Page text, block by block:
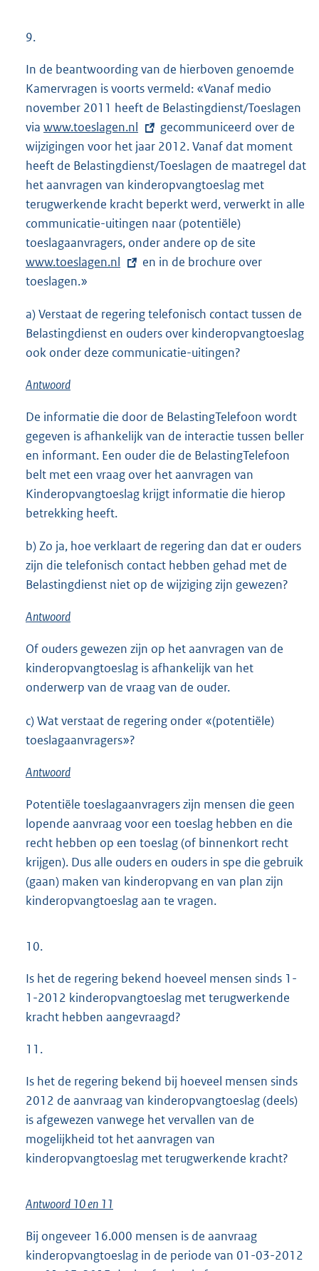
9.
In de beantwoording van de hierboven genoemde
Kamervragen is voorts vermeld: «Vanaf medio
november 2011 heeft de Belastingdienst/Toeslagen
via E
x
t
e
r
n
e
l
i
k
:
www.toeslagen.nl
gecommuniceerd over de
wijzigingen voor het jaar 2012. Vanaf dat moment
heeft de Belastingdienst/Toeslagen de maatregel dat
het aanvragen van kinderopvangtoeslag met
terugwerkende kracht beperkt werd, verwerkt in alle
communicatie-uitingen naar (potentiële)
toeslagaanvragers, onder andere op de site
x
r
n
n
k
:
www.toeslagen.nl
en in de brochure over
toeslagen.»
a) Verstaat de regering telefonisch contact tussen de
Belastingdienst en ouders over kinderopvangtoeslag
ook onder deze communicatie-uitingen?
Antwoord
De informatie die door de BelastingTelefoon wordt
gegeven is afhankelijk van de interactie tussen beller
en informant. Een ouder die de BelastingTelefoon
belt met een vraag over het aanvragen van
Kinderopvangtoeslag krijgt informatie die hierop
betrekking heeft.
b) Zo ja, hoe verklaart de regering dan dat er ouders
zijn die telefonisch contact hebben gehad met de
Belastingdienst niet op de wijziging zijn gewezen?
Antwoord
Of ouders gewezen zijn op het aanvragen van de
kinderopvangtoeslag is afhankelijk van het
onderwerp van de vraag van de ouder.
c) Wat verstaat de regering onder «(potentiële)
toeslagaanvragers»?
Antwoord
Potentiële toeslagaanvragers zijn mensen die geen
lopende aanvraag voor een toeslag hebben en die
recht hebben op een toeslag (of binnenkort recht
krijgen). Dus alle ouders en ouders in spe die gebruik
(gaan) maken van kinderopvang en van plan zijn
kinderopvangtoeslag aan te vragen.
10.
Is het de regering bekend hoeveel mensen sinds 1-
1-2012 kinderopvangtoeslag met terugwerkende
kracht hebben aangevraagd?
11.
Is het de regering bekend bij hoeveel mensen sinds
2012 de aanvraag van kinderopvangtoeslag (deels)
is afgewezen vanwege het vervallen van de
mogelijkheid tot het aanvragen van
kinderopvangtoeslag met terugwerkende kracht?
Antwoord 10 en 11
Bij ongeveer 16.000 mensen is de aanvraag
kinderopvangtoeslag in de periode van 01-03-2012